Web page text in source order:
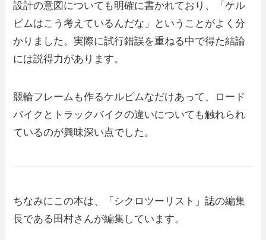
設計の意図についても明確に書かれており、「ケル
ビムはこう考えているんだな」ということがよく分
かりました。実際に試行錯誤を重ねる中で得た結論
には説得力があります。
競輪フレームも作るケルビムなだけあって、ロード
バイクとトラックバイクの違いについても触れられ
ているのが興味深い点でした。
ちなみにこの本は、「シクロツーリスト」誌の編集
長である田村さんが編集しています。